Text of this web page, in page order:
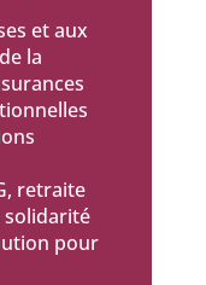
et aux
la
retraite
pour